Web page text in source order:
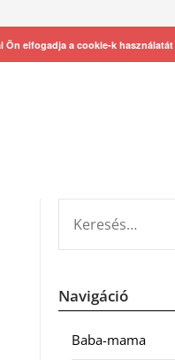
Navigáció
Baba-mama
Ön elfogadja a cookie-k használatát